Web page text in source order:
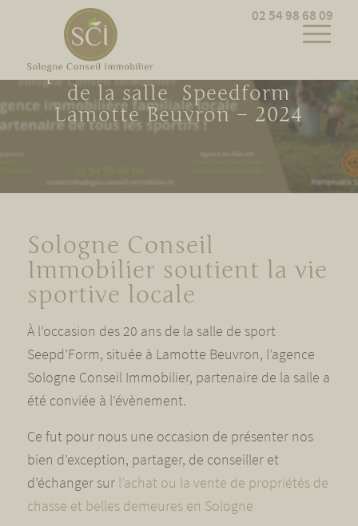
02 54 98 68 09
SCI Partenaire de tous les
sportifs – Évènement 20 ans
de la salle Speedform
Lamotte Beuvron – 2024
Sologne Conseil
Immobilier soutient la vie
sportive locale
À l’occasion des 20 ans de la salle de sport
Seepd’Form, située à Lamotte Beuvron, l’agence
Sologne Conseil Immobilier, partenaire de la salle a
été conviée à l’évènement.
Ce fut pour nous une occasion de présenter nos
bien d’exception, partager, de conseiller et
d’échanger surl’achat ou la vente de propriétés de
chasse et belles demeures en Sologne
Cookies management panel